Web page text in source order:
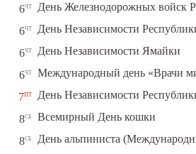
6чт День Железнодорожных войск
6чт День Независимости
6чт День Независимости Ямайки
6чт Международный день «Врачи
7пт День Независимости
8сб Всемирный День кошки
8сб День альпиниста